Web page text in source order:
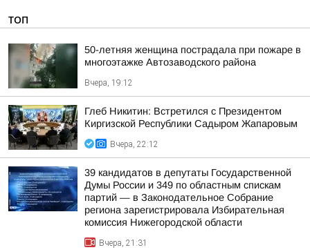
ТОП
50-летняя женщина пострадала при пожаре в
многоэтажке Автозаводского района
Вчера, 19:12
Глеб Никитин: Встретился с Президентом
Киргизской Республики Садыром Жапаровым
Вчера, 22:12
39 кандидатов в депутаты Государственной
Думы России и 349 по областным спискам
партий — в Законодательное Собрание
региона зарегистрировала Избирательная
комиссия Нижегородской области
Вчера, 21:31